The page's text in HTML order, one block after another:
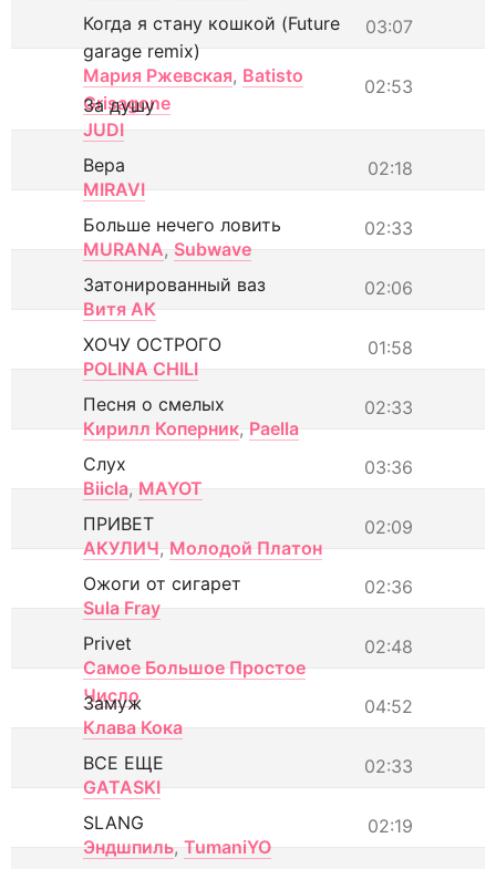
03:07
Когда я стану кошкой (Future
garage remix)
Мария Ржевская, Batisto
Grisagone
02:53
За душу
JUDI
02:18
Вера
MIRAVI
02:33
Больше нечего ловить
MURANA, Subwave
02:06
Затонированный ваз
Витя АК
01:58
ХОЧУ ОСТРОГО
POLINA CHILI
02:33
Песня о смелых
Кирилл Коперник, Paella
03:36
Слух
Biicla, MAYOT
02:09
ПРИВЕТ
АКУЛИЧ, Молодой Платон
02:36
Ожоги от сигарет
Sula Fray
02:48
Privet
Самое Большое Простое
Число
04:52
Замуж
Клава Кока
02:33
ВСЕ ЕЩЕ
GATASKI
02:19
SLANG
Эндшпиль, TumaniYO